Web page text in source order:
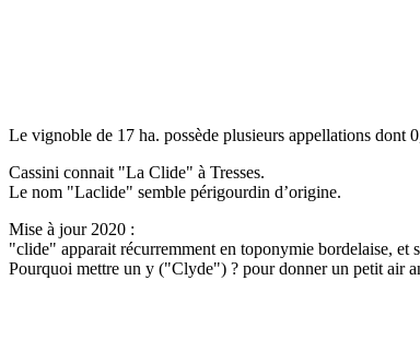
Le vignoble de 17 ha. possède plusieurs appellations
Cassini connait "La Clide" à Tresses.
Le nom "Laclide" semble périgourdin d’origine.
Mise à jour 2020 :
"clide" apparait récurremment en toponymie bordelaise, et
Pourquoi mettre un y ("Clyde") ? pour donner un petit air